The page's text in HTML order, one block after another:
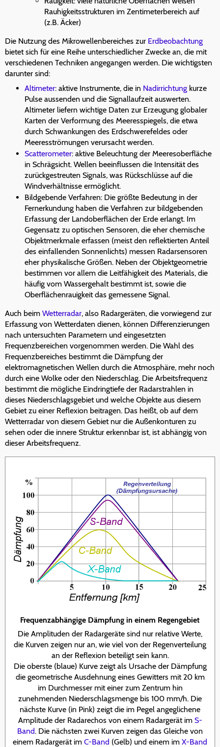
Rauhigkeitsstrukturen im Zentimeterbereich auf
(z.B. Äcker)
Die Nutzung des Mikrowellenbereiches zur Erdbeobachtung
bietet sich für eine Reihe unterschiedlicher Zwecke an, die mit
verschiedenen Techniken angegangen werden. Die wichtigsten
darunter sind:
Altimeter: aktive Instrumente, die in Nadirrichtung kurze
Pulse aussenden und die Signallaufzeit auswerten.
Altimeter liefern wichtige Daten zur Erzeugung globaler
Karten der Verformung des Meeresspiegels, die etwa
durch Schwankungen des Erdschwerefeldes oder
Meeresströmungen verursacht werden.
Scatterometer: aktive Beleuchtung der Meeresoberfläche
in Schrägsicht. Wellen beeinflussen die Intensität des
zurückgestreuten Signals, was Rückschlüsse auf die
Windverhältnisse ermöglicht.
Bildgebende Verfahren: Die größte Bedeutung in der
Fernerkundung haben die Verfahren zur bildgebenden
Erfassung der Landoberflächen der Erde erlangt. Im
Gegensatz zu optischen Sensoren, die eher chemische
Objektmerkmale erfassen (meist den reflektierten Anteil
des einfallenden Sonnenlichts) messen Radarsensoren
eher physikalische Größen. Neben der Objektgeometrie
bestimmen vor allem die Leitfähigkeit des Materials, die
häufig vom Wassergehalt bestimmt ist, sowie die
Oberflächenrauigkeit das gemessene Signal.
Auch beim Wetterradar, also Radargeräten, die vorwiegend zur
Erfassung von Wetterdaten dienen, können Differenzierungen
nach untersuchten Parametern und eingesetzten
Frequenzbereichen vorgenommen werden. Die Wahl des
Frequenzbereiches bestimmt die Dämpfung der
elektromagnetischen Wellen durch die Atmosphäre, mehr noch
durch eine Wolke oder den Niederschlag. Die Arbeitsfrequenz
bestimmt die mögliche Eindringtiefe der Radarstrahlen in
dieses Niederschlagsgebiet und welche Objekte aus diesem
Gebiet zu einer Reflexion beitragen. Das heißt, ob auf dem
Wetterradar von diesem Gebiet nur die Außenkonturen zu
sehen oder die innere Struktur erkennbar ist, ist abhängig von
dieser Arbeitsfrequenz.
Frequenzabhängige Dämpfung in einem Regengebiet
Die Amplituden der Radargeräte sind nur relative Werte,
die Kurven zeigen nur an, wie viel von der Regenverteilung
an der Reflexion beteiligt sein kann.
Die oberste (blaue) Kurve zeigt als Ursache der Dämpfung
die geometrische Ausdehnung eines Gewitters mit 20 km
im Durchmesser mit einer zum Zentrum hin
zunehmenden Niederschlagsmenge bis 100 mm/h. Die
nächste Kurve (in Pink) zeigt die im Pegel angeglichene
Amplitude der Radarechos von einem Radargerät im S-
Band. Die nächsten zwei Kurven zeigen das Gleiche von
einem Radargerät im C-Band (Gelb) und einem im X-Band